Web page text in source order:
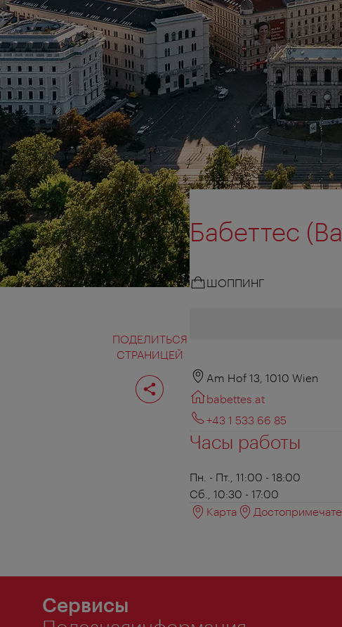
ПОДЕЛИТЬСЯ
СТРАНИЦЕЙ
Поделиться
страницей
Бабеттес
ШОППИНГ
Am Hof 13, 1010 Wien
babettes.at
+43 1 533 66 85
Часы работы
Пн. - Пт., 11:00 - 18:00
Сб., 10:30 - 17:00
Карта
Сервисы